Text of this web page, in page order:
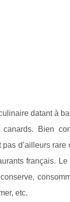
datant à
Bien
pas d’ailleurs
français.
etc.